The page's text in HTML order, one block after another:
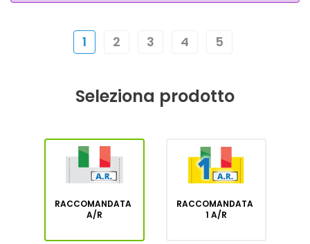
1 2 3 4 5
Seleziona prodotto
RACCOMANDATA
A/R
RACCOMANDATA
1 A/R